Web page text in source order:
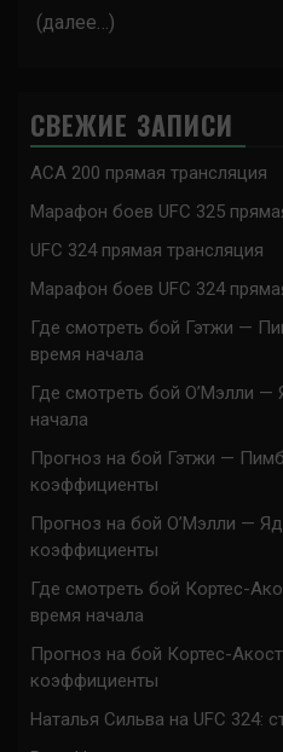
(далее…)
СВЕЖИЕ ЗАПИСИ
ACA 200 прямая трансляция
Марафон боев UFC 325
UFC 324 прямая трансляция
Марафон боев UFC 324
Где смотреть бой Гэтжи —
время начала
Где смотреть бой О’Мэлли —
начала
Прогноз на бой Гэтжи —
коэффициенты
Прогноз на бой О’Мэлли —
коэффициенты
Где смотреть бой Кортес-
время начала
Прогноз на бой Кортес-
коэффициенты
Наталья Сильва на UFC 324: